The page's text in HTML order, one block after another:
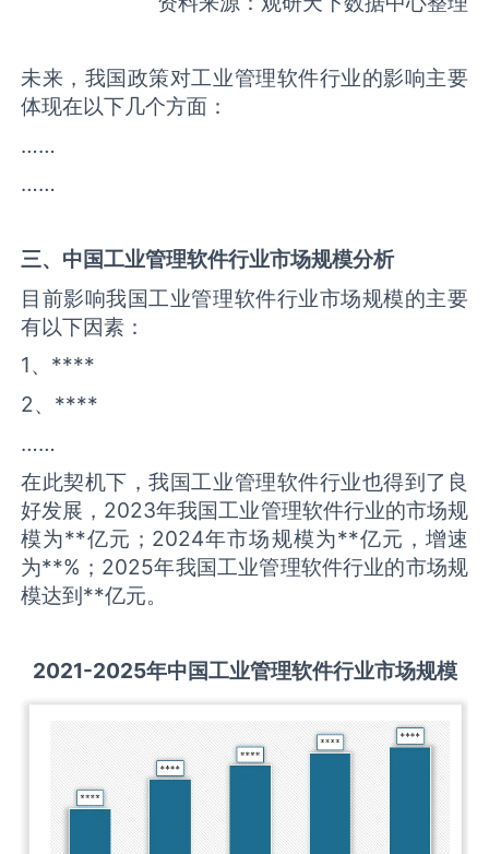
未来，我国政策对工业管理软件行业的影响主要
体现在以下几个方面：
……
……
三、中国工业管理软件行业市场规模分析
目前影响我国工业管理软件行业市场规模的主要
有以下因素：
1、****
2、****
……
在此契机下，我国工业管理软件行业也得到了良
好发展，2023年我国工业管理软件行业的市场规
模为**亿元；2024年市场规模为**亿元，增速
为**%；2025年我国工业管理软件行业的市场规
模达到**亿元。
2021-2025年中国工业管理软件行业市场规模